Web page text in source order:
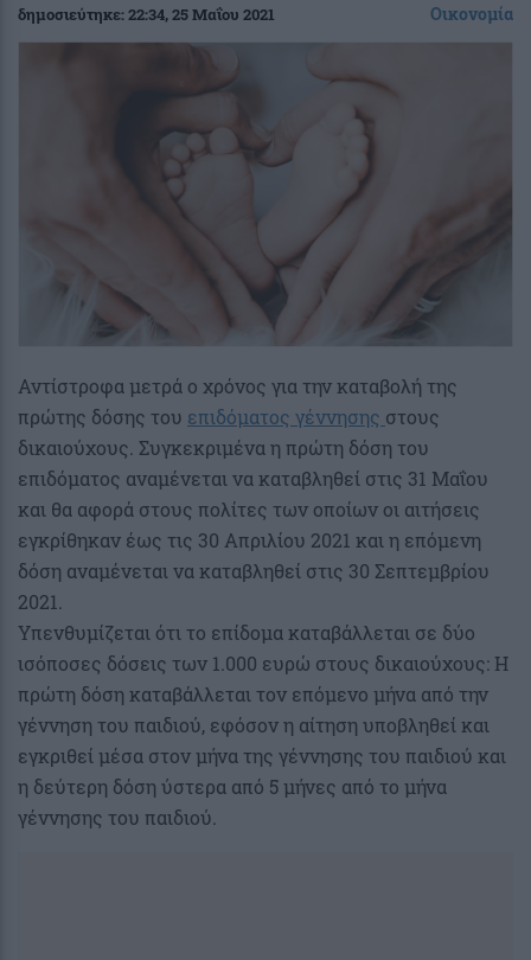
δημοσιεύτηκε:22:34, 25 Μαΐου 2021 Οικονομία
Αντίστροφα μετρά ο χρόνος για την καταβολή της
πρώτης δόσης του επιδόματος γέννησης στους
δικαιούχους. Συγκεκριμένα η πρώτη δόση του
επιδόματος αναμένεται να καταβληθεί στις 31 Μαΐου
και θα αφορά στους πολίτες των οποίων οι αιτήσεις
εγκρίθηκαν έως τις 30 Απριλίου 2021 και η επόμενη
δόση αναμένεται να καταβληθεί στις 30 Σεπτεμβρίου
2021.
Υπενθυμίζεται ότι το επίδομα καταβάλλεται σε δύο
ισόποσες δόσεις των 1.000 ευρώ στους δικαιούχους: Η
πρώτη δόση καταβάλλεται τον επόμενο μήνα από την
γέννηση του παιδιού, εφόσον η αίτηση υποβληθεί και
εγκριθεί μέσα στον μήνα της γέννησης του παιδιού και
η δεύτερη δόση ύστερα από 5 μήνες από το μήνα
γέννησης του παιδιού.